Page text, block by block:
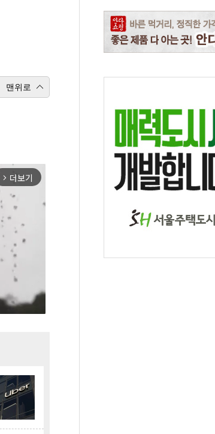
맨위로
arrow_forward_ios 더보기